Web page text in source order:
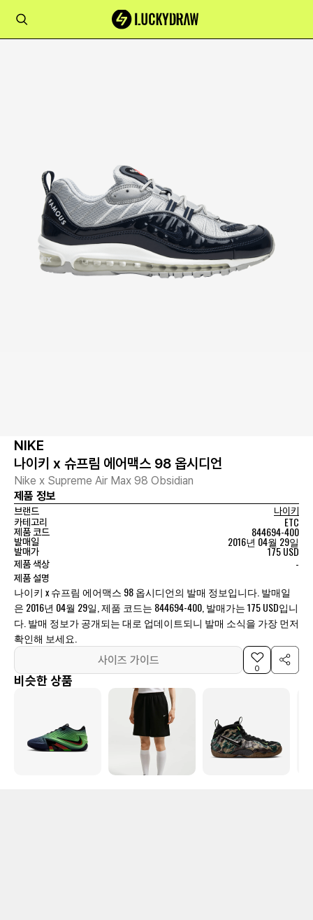
NIKE
나이키 x 슈프림 에어맥스 98 옵시디언
Nike x Supreme Air Max 98 Obsidian
제품 정보
브랜드
나이키
카테고리
ETC
제품 코드 844694-400
발매일 2016년 04월 29일
발매가 175 USD
제품 색상 -
제품 설명
나이키 x 슈프림 에어맥스 98 옵시디언의 발매 정보입니다. 발매일
은 2016년 04월 29일, 제품 코드는 844694-400, 발매가는 175 USD입니
다. 발매 정보가 공개되는 대로 업데이트되니 발매 소식을 가장 먼저
확인해 보세요.
사이즈 가이드
0
비슷한 상품